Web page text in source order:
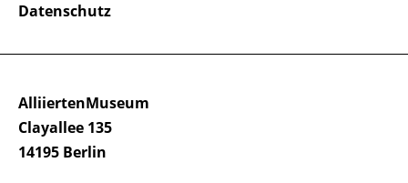
AlliiertenMuseum
Clayallee 135
14195 Berlin
Datenschutz